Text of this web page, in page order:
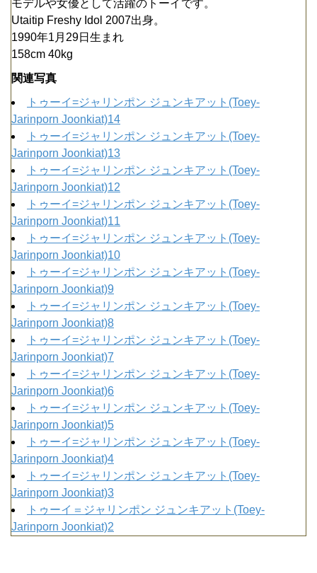
モデルや女優として活躍のトーイです。
Utaitip Freshy Idol 2007出身。
1990年1月29日生まれ
158cm 40kg
関連写真
トゥーイ=ジャリンポン ジュンキアット(Toey-
Jarinporn Joonkiat)14
トゥーイ=ジャリンポン ジュンキアット(Toey-
Jarinporn Joonkiat)13
トゥーイ=ジャリンポン ジュンキアット(Toey-
Jarinporn Joonkiat)12
トゥーイ=ジャリンポン ジュンキアット(Toey-
Jarinporn Joonkiat)11
トゥーイ=ジャリンポン ジュンキアット(Toey-
Jarinporn Joonkiat)10
トゥーイ=ジャリンポン ジュンキアット(Toey-
Jarinporn Joonkiat)9
トゥーイ=ジャリンポン ジュンキアット(Toey-
Jarinporn Joonkiat)8
トゥーイ=ジャリンポン ジュンキアット(Toey-
Jarinporn Joonkiat)7
トゥーイ=ジャリンポン ジュンキアット(Toey-
Jarinporn Joonkiat)6
トゥーイ=ジャリンポン ジュンキアット(Toey-
Jarinporn Joonkiat)5
トゥーイ=ジャリンポン ジュンキアット(Toey-
Jarinporn Joonkiat)4
トゥーイ=ジャリンポン ジュンキアット(Toey-
Jarinporn Joonkiat)3
トゥーイ＝ジャリンポン ジュンキアット(Toey-
Jarinporn Joonkiat)2